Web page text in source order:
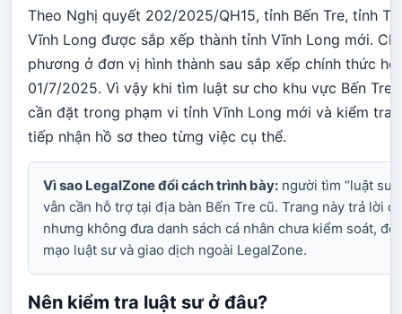
Theo Nghị quyết 202/2025/QH15, tỉnh Bến Tre, tỉnh
Vĩnh Long được sắp xếp thành tỉnh Vĩnh Long mới.
phương ở đơn vị hình thành sau sắp xếp chính thức
01/7/2025. Vì vậy khi tìm luật sư cho khu vực Bến Tre
cần đặt trong phạm vi tỉnh Vĩnh Long mới và kiểm tra
tiếp nhận hồ sơ theo từng việc cụ thể.
Vì sao LegalZone đổi cách trình bày: người tìm “luật sư
vẫn cần hỗ trợ tại địa bàn Bến Tre cũ. Trang này trả lời
nhưng không đưa danh sách cá nhân chưa kiểm soát,
mạo luật sư và giao dịch ngoài LegalZone.
Nên kiểm tra luật sư ở đâu?